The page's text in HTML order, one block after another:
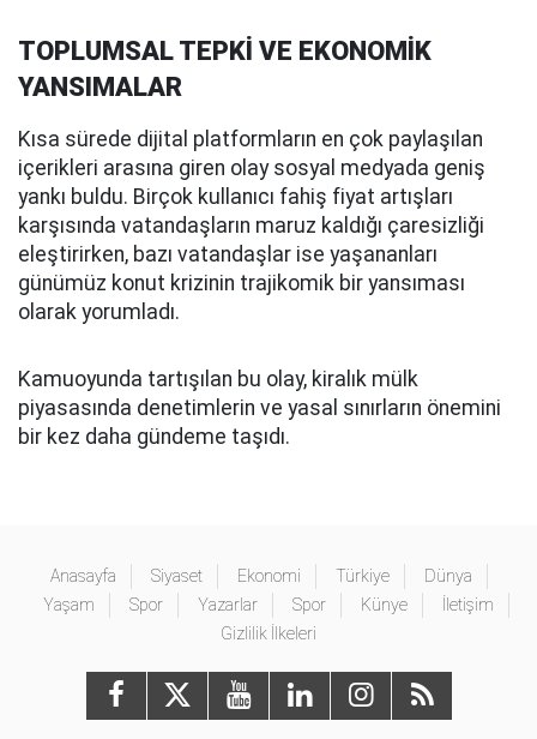
TOPLUMSAL TEPKİ VE EKONOMİK
YANSIMALAR
Kısa sürede dijital platformların en çok paylaşılan
içerikleri arasına giren olay sosyal medyada geniş
yankı buldu. Birçok kullanıcı fahiş fiyat artışları
karşısında vatandaşların maruz kaldığı çaresizliği
eleştirirken, bazı vatandaşlar ise yaşananları
günümüz konut krizinin trajikomik bir yansıması
olarak yorumladı.
Kamuoyunda tartışılan bu olay, kiralık mülk
piyasasında denetimlerin ve yasal sınırların önemini
bir kez daha gündeme taşıdı.
Anasayfa Siyaset Ekonomi Türkiye
Dünya
Yaşam
Spor Yazarlar Spor Künye
İletişim
Gizlilik İlkeleri